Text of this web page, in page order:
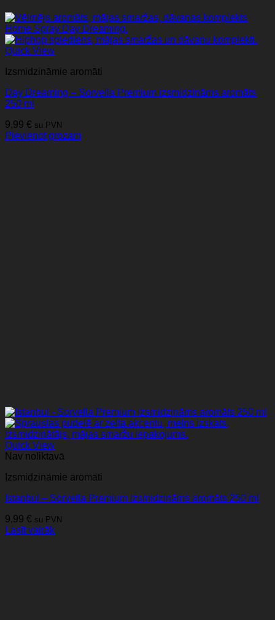
Quick View
Izsmidzināmie aromāti
Day Dreaming – Sorvella Premium izsmidzināms aromāts
250 ml
9,99 € su PVN
Pievienot grozam
Quick View
Nav noliktavā
Izsmidzināmie aromāti
Istanbul – Sorvella Premium izsmidzināms aromāts 250 ml
9,99 € su PVN
Lasīt vairāk